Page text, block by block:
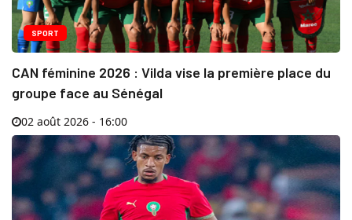
SPORT
CAN féminine 2026 : Vilda vise la première place du
groupe face au Sénégal
02 août 2026 - 16:00